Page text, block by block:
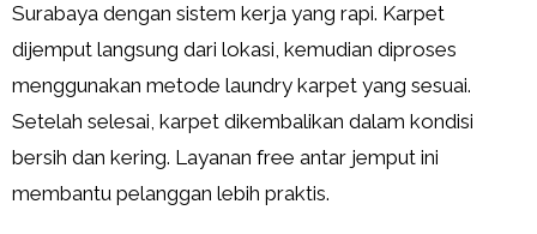
Surabaya dengan sistem kerja yang rapi. Karpet
dijemput langsung dari lokasi, kemudian diproses
menggunakan metode laundry karpet yang sesuai.
Setelah selesai, karpet dikembalikan dalam kondisi
bersih dan kering. Layanan free antar jemput ini
membantu pelanggan lebih praktis.